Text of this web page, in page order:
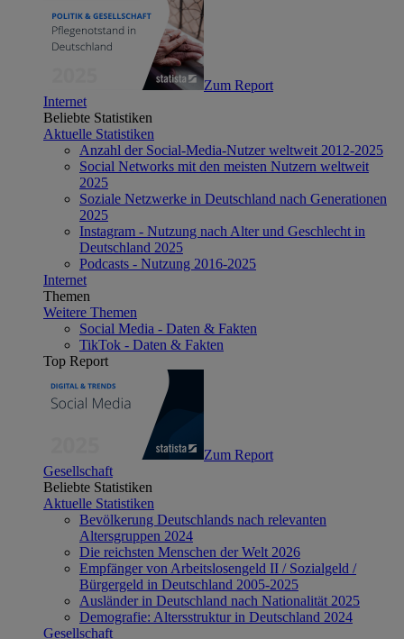
Zum Report
Internet
Beliebte Statistiken
Aktuelle Statistiken
Anzahl der Social-Media-Nutzer weltweit 2012-2025
Social Networks mit den meisten Nutzern weltweit
2025
Soziale Netzwerke in Deutschland nach Generationen
2025
Instagram - Nutzung nach Alter und Geschlecht in
Deutschland 2025
Podcasts - Nutzung 2016-2025
Internet
Themen
Weitere Themen
Social Media - Daten & Fakten
TikTok - Daten & Fakten
Top Report
Zum Report
Gesellschaft
Beliebte Statistiken
Aktuelle Statistiken
Bevölkerung Deutschlands nach relevanten
Altersgruppen 2024
Die reichsten Menschen der Welt 2026
Empfänger von Arbeitslosengeld II / Sozialgeld /
Bürgergeld in Deutschland 2005-2025
Ausländer in Deutschland nach Nationalität 2025
Demografie: Altersstruktur in Deutschland 2024
Gesellschaft